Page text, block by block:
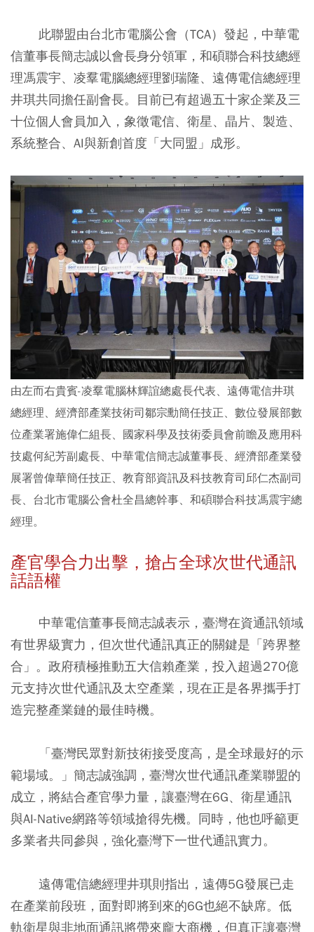
此聯盟由台北市電腦公會（TCA）發起，中華電
信董事長簡志誠以會長身分領軍，和碩聯合科技總經
理馮震宇、凌羣電腦總經理劉瑞隆、遠傳電信總經理
井琪共同擔任副會長。目前已有超過五十家企業及三
十位個人會員加入，象徵電信、衛星、晶片、製造、
系統整合、AI與新創首度「大同盟」成形。
由左而右貴賓-凌羣電腦林輝誼總處長代表、遠傳電信井琪
總經理、經濟部產業技術司鄒宗勳簡任技正、數位發展部數
位產業署施偉仁組長、國家科學及技術委員會前瞻及應用科
技處何紀芳副處長、中華電信簡志誠董事長、經濟部產業發
展署曾偉華簡任技正、教育部資訊及科技教育司邱仁杰副司
長、台北市電腦公會杜全昌總幹事、和碩聯合科技馮震宇總
經理。
產官學合力出擊，搶占全球次世代通訊
話語權
中華電信董事長簡志誠表示，臺灣在資通訊領域
有世界級實力，但次世代通訊真正的關鍵是「跨界整
合」。政府積極推動五大信賴產業，投入超過270億
元支持次世代通訊及太空產業，現在正是各界攜手打
造完整產業鏈的最佳時機。
「臺灣民眾對新技術接受度高，是全球最好的示
範場域。」簡志誠強調，臺灣次世代通訊產業聯盟的
成立，將結合產官學力量，讓臺灣在6G、衛星通訊
與AI-Native網路等領域搶得先機。同時，他也呼籲更
多業者共同參與，強化臺灣下一世代通訊實力。
遠傳電信總經理井琪則指出，遠傳5G發展已走
在產業前段班，面對即將到來的6G也絕不缺席。低
軌衛星與非地面通訊將帶來龐大商機，但真正讓臺灣